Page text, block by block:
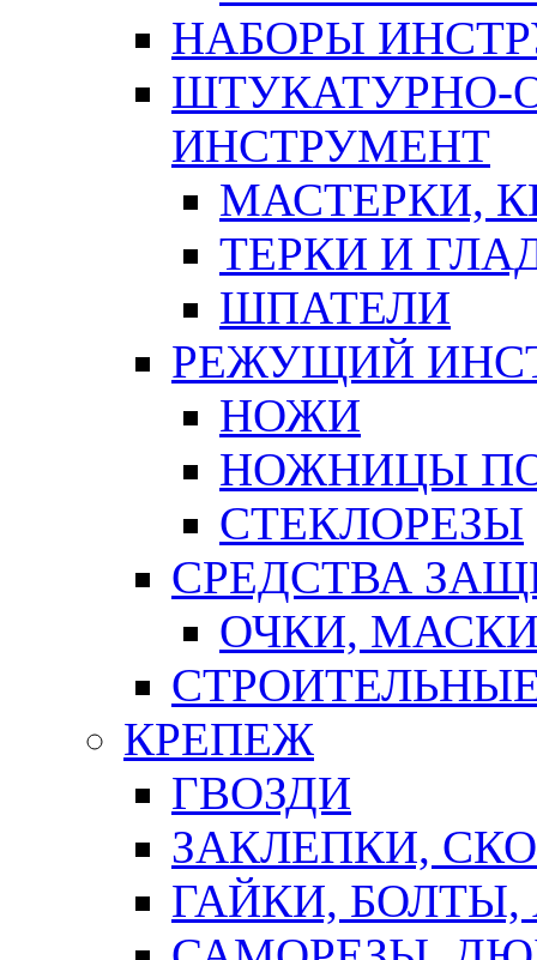
НАБОРЫ
ШТУКАТУРНО-
ИНСТРУМЕНТ
МАСТЕРКИ,
ТЕРКИ И
ШПАТЕЛИ
РЕЖУЩИЙ
НОЖИ
НОЖНИЦЫ
СТЕКЛОРЕЗЫ
СРЕДСТВА
ОЧКИ,
КРЕПЕЖ
ГВОЗДИ
ЗАКЛЕПКИ,
ГАЙКИ,